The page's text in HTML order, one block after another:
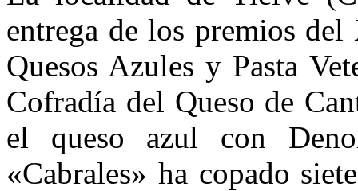
entrega de los premios
Quesos Azules y Pasta
Cofradía del Queso de
el queso azul con
«Cabrales» ha copado